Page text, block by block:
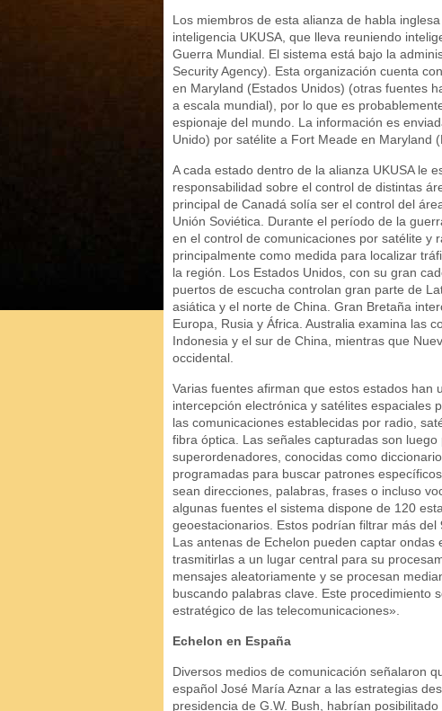
Los miembros de esta alianza de habla
inteligencia UKUSA, que lleva reuniendo
Guerra Mundial. El sistema está bajo la
Security Agency). Esta organización cuenta
en Maryland (Estados Unidos) (otras fuentes
a escala mundial), por lo que es
espionaje del mundo. La información es
Unido) por satélite a Fort Meade en Maryland
A cada estado dentro de la alianza UKUSA le
responsabilidad sobre el control de distintas
principal de Canadá solía ser el control del
Unión Soviética. Durante el período de la
en el control de comunicaciones por satélite y
principalmente como medida para localizar
la región. Los Estados Unidos, con su gran
puertos de escucha controlan gran parte de
asiática y el norte de China. Gran Bretaña
Europa, Rusia y África. Australia examina las
Indonesia y el sur de China, mientras que
occidental.
Varias fuentes afirman que estos estados han
intercepción electrónica y satélites espaciales
las comunicaciones establecidas por radio,
fibra óptica. Las señales capturadas son
superordenadores, conocidas como
programadas para buscar patrones
sean direcciones, palabras, frases o incluso
algunas fuentes el sistema dispone de 120
geoestacionarios. Estos podrían filtrar más del
Las antenas de Echelon pueden captar ondas
trasmitirlas a un lugar central para su
mensajes aleatoriamente y se procesan
buscando palabras clave. Este procedimiento
estratégico de las telecomunicaciones».
Echelon en España
Diversos medios de comunicación señalaron
español José María Aznar a las estrategias
presidencia de G.W. Bush, habrían